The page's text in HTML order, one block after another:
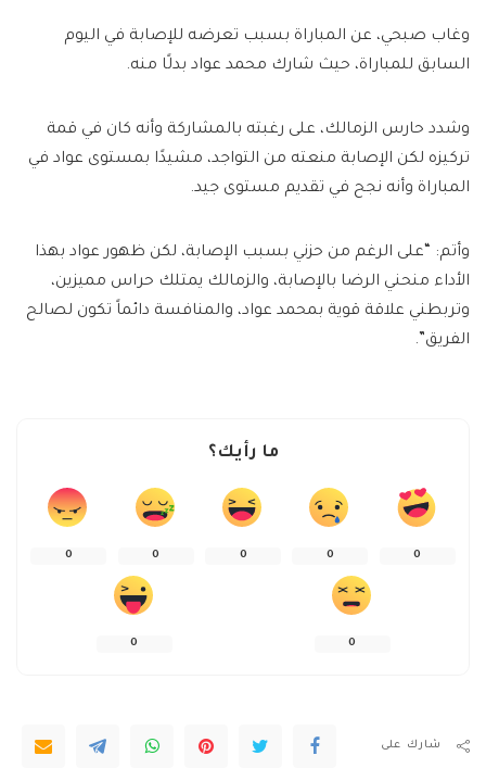
وغاب صبحي، عن المباراة بسبب تعرضه للإصابة في اليوم
السابق للمباراة، حيث شارك محمد عواد بدلًا منه.
وشدد حارس الزمالك، على رغبته بالمشاركة وأنه كان في قمة
تركيزه لكن الإصابة منعته من التواجد، مشيدًا بمستوى عواد في
المباراة وأنه نجح في تقديم مستوى جيد.
وأتم: “على الرغم من حزني بسبب الإصابة، لكن ظهور عواد بهذا
الأداء منحني الرضا بالإصابة، والزمالك يمتلك حراس مميزين،
وتربطني علاقة قوية بمحمد عواد، والمنافسة دائماً تكون لصالح
الفريق”.
ما رأيك؟
0
0
0
0
0
0
0
شارك على